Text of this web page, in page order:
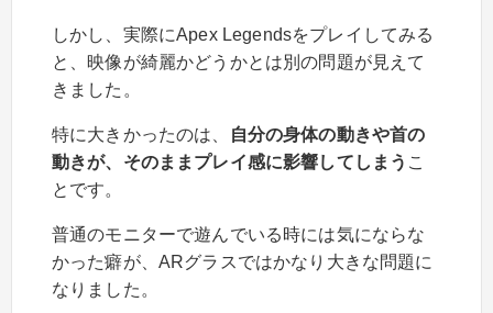
しかし、実際にApex Legendsをプレイしてみる
と、映像が綺麗かどうかとは別の問題が見えて
きました。
特に大きかったのは、
自分の身体の動きや首の
動きが、そのままプレイ感に影響してしまう こ
とです。
普通のモニターで遊んでいる時には気にならな
かった癖が、ARグラスではかなり大きな問題に
なりました。